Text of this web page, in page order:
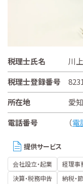
税理士氏名
川
税理士登録番号
所在地
愛
電話番号
（電
提供サービス
会社設立・起業 経理事
決算・税務申告
納税・